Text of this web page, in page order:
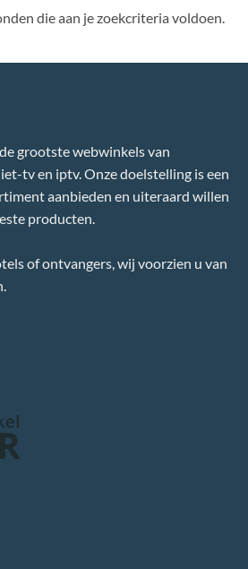
die aan je zoekcriteria voldoen.
grootste webwinkels van
tv en iptv. Onze doelstelling is een
aanbieden en uiteraard willen
producten.
of ontvangers, wij voorzien u van